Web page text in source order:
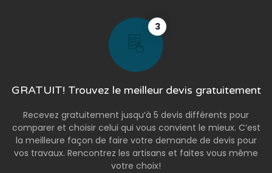
3
GRATUIT! Trouvez le meilleur devis gratuitement
Recevez gratuitement jusqu’à 5 devis différents pour
comparer et choisir celui qui vous convient le mieux. C’est
la meilleure façon de faire votre demande de devis pour
vos travaux. Rencontrez les artisans et faites vous même
votre choix!